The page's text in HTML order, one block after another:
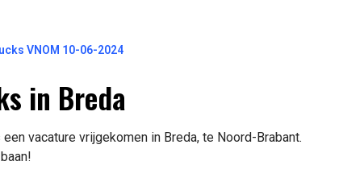
VNOM 10-06-2024
in Breda
vacature vrijgekomen in Breda, te Noord-Brabant.